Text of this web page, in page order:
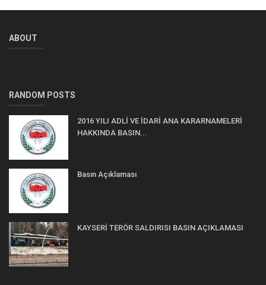
ABOUT
RANDOM POSTS
2016 YILI ADLİ VE İDARİ ANA KARARNAMELERİ
HAKKINDA BASIN...
Basın Açıklaması
KAYSERİ TERÖR SALDIRISI BASIN AÇIKLAMASI